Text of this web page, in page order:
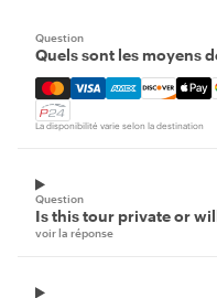
Question
Quels sont les moyens
Mastercard, Visa,
La disponibilité varie selon la destination
Question
Is this tour private or
voir la réponse